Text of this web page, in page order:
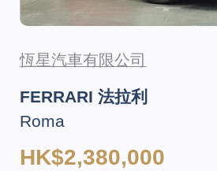
恆星汽車有限公司
FERRARI 法拉利
Roma
HK$2,380,000